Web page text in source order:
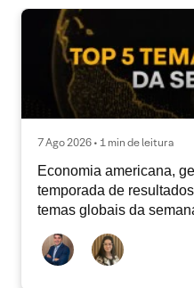
7 Ago 2026 • 1 min de leitura
Economia americana,
temporada de
temas globais da